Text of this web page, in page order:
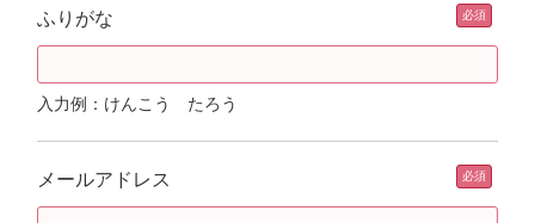
ふりがな
入力例：けんこう たろう
メールアドレス